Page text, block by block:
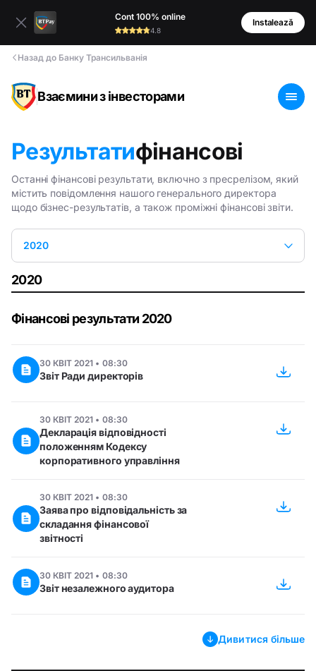
Cont 100% online
4.8
Instalează
Назад до Банку Трансильванія
Взаємини з інвесторами
Результатифінансові
Останні фінансові результати, включно з пресрелізом, який
містить повідомлення нашого генерального директора
щодо бізнес-результатів, а також проміжні фінансові звіти.
2020
2020
Фінансові результати 2020
30 КВІТ 2021 • 08:30
Звіт Ради директорів
30 КВІТ 2021 • 08:30
Декларація відповідності
положенням Кодексу
корпоративного управління
30 КВІТ 2021 • 08:30
Заява про відповідальність за
складання фінансової
звітності
30 КВІТ 2021 • 08:30
Звіт незалежного аудитора
Дивитися більше